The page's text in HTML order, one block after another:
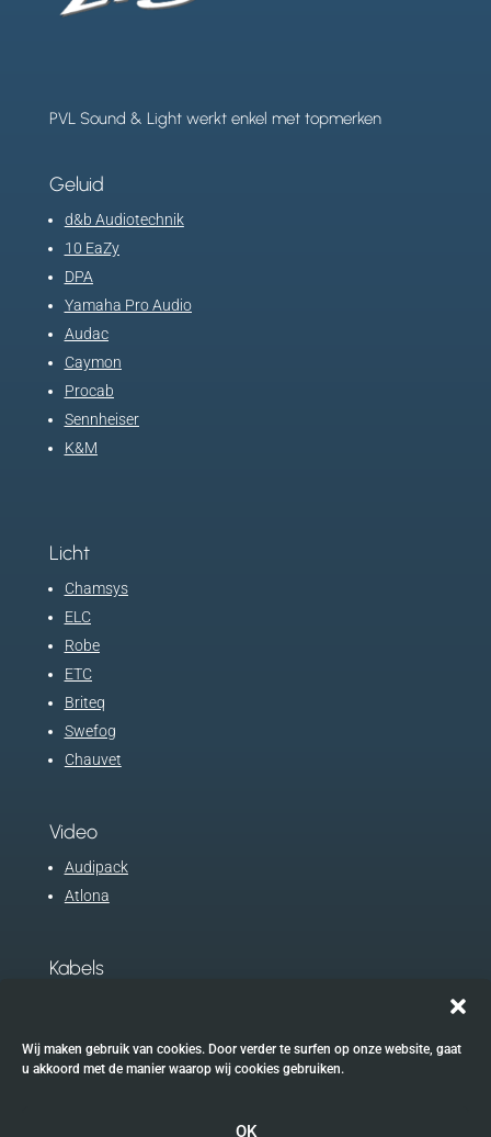
Wij maken gebruik van cookies. Door verder te surfen op onze website, gaat
u akkoord met de manier waarop wij cookies gebruiken.
OK
PVL Sound & Light werkt enkel met topmerken
Geluid
d&b Audiotechnik
10 EaZy
DPA
Yamaha Pro Audio
Audac
Caymon
Procab
Sennheiser
K&M
Licht
Chamsys
ELC
Robe
ETC
Briteq
Swefog
Chauvet
Video
Audipack
Atlona
Kabels